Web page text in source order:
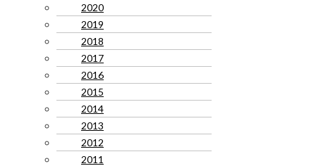
2020
2019
2018
2017
2016
2015
2014
2013
2012
2011